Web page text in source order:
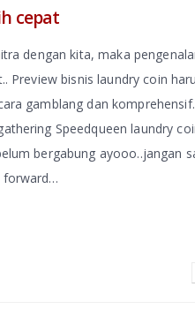
cepat
dengan kita, maka
Preview bisnis laundry coin
gamblang dan
Speedqueen laundry
bergabung ayooo..jangan
forward…